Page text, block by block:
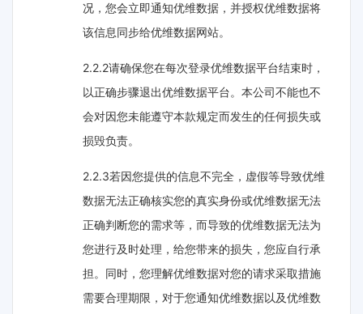
况，您会立即通知优维数据，并授权优维数据将
该信息同步给优维数据网站。
2.2.2请确保您在每次登录优维数据平台结束时，
以正确步骤退出优维数据平台。本公司不能也不
会对因您未能遵守本款规定而发生的任何损失或
损毁负责。
2.2.3若因您提供的信息不完全，虚假等导致优维
数据无法正确核实您的真实身份或优维数据无法
正确判断您的需求等，而导致的优维数据无法为
您进行及时处理，给您带来的损失，您应自行承
担。同时，您理解优维数据对您的请求采取措施
需要合理期限，对于您通知优维数据以及优维数